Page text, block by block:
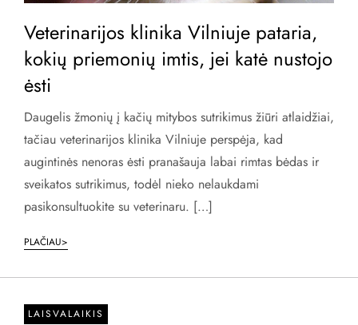
Veterinarijos klinika Vilniuje pataria,
kokių priemonių imtis, jei katė nustojo
ėsti
Daugelis žmonių į kačių mitybos sutrikimus žiūri atlaidžiai,
tačiau veterinarijos klinika Vilniuje perspėja, kad
augintinės nenoras ėsti pranašauja labai rimtas bėdas ir
sveikatos sutrikimus, todėl nieko nelaukdami
pasikonsultuokite su veterinaru. […]
PLAČIAU>
LAISVALAIKIS